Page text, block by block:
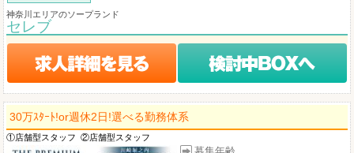
神奈川エリアのソープランド
セレブ
30万ｽﾀｰﾄ!or週休2日!選べる勤務体系
①店舗型スタッフ ②店舗型スタッフ